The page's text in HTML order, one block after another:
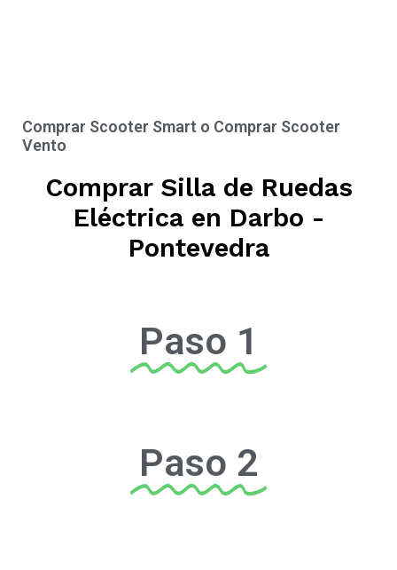
Comprar Scooter Smart o Comprar Scooter
Vento
Comprar Silla de Ruedas
Eléctrica en Darbo -
Pontevedra
Paso 1
Paso 2